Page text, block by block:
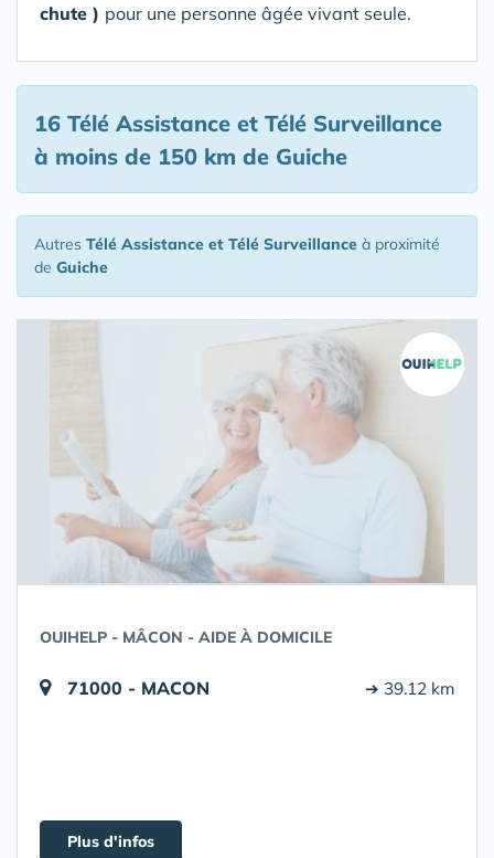
chute ) pour une personne âgée vivant seule.
16 Télé Assistance et Télé Surveillance
à moins de 150 km de Guiche
Autres Télé Assistance et Télé Surveillance à proximité
de Guiche
OUIHELP - MÂCON - AIDE À DOMICILE
71000 - MACON ➔ 39.12 km
Plus d'infos